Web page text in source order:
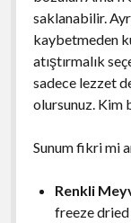
saklanabilir.
kaybetmeden
atıştırmalık
sadece lezzet
olursunuz. Kim
Sunum fikri mi
Renkli
freeze